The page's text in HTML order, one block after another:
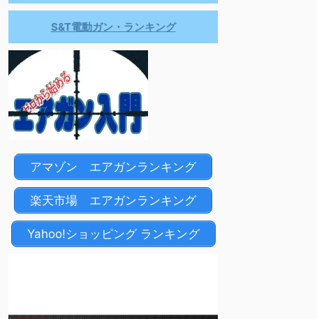
S&T電動ガン・ランキング
アマゾン エアガンランキング
楽天市場 エアガンランキング
Yahoo!ショッピング ランキング